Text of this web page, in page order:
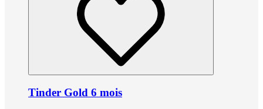
Tinder Gold 6 mois